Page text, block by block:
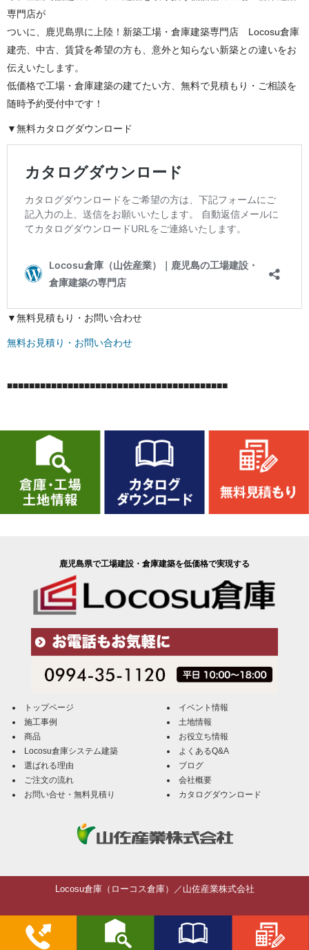
専門店が
ついに、鹿児島県に上陸！新築工場・倉庫建築専門店 Locosu倉庫
建売、中古、賃貸を希望の方も、意外と知らない新築との違いをお
伝えいたします。
低価格で工場・倉庫建築の建てたい方、無料で見積もり・ご相談を
随時予約受付中です！
▼無料カタログダウンロード
▼無料見積もり・お問い合わせ
無料お見積り・お問い合わせ
■■■■■■■■■■■■■■■■■■■■■■■■■■■■■■■■■■■■■■■■
鹿児島県で工場建設・倉庫建築を低価格で実現する
トップページ
施工事例
商品
Locosu倉庫システム建築
選ばれる理由
ご注文の流れ
お問い合せ・無料見積り
イベント情報
土地情報
お役立ち情報
よくあるQ&A
ブログ
会社概要
カタログダウンロード
Locosu倉庫（ローコス倉庫）／山佐産業株式会社